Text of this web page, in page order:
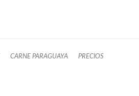
CARNE PARAGUAYA PRECIOS